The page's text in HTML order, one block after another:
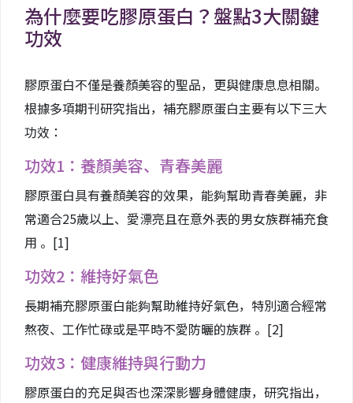
為什麼要吃膠原蛋白？盤點3大關鍵
功效
膠原蛋白不僅是養顏美容的聖品，更與健康息息相關。
根據多項期刊研究指出，補充膠原蛋白主要有以下三大
功效：
功效1：養顏美容、青春美麗
膠原蛋白具有養顏美容的效果，能夠幫助青春美麗，非
常適合25歲以上、愛漂亮且在意外表的男女族群補充食
用 。 [1]
功效2：維持好氣色
長期補充膠原蛋白能夠幫助維持好氣色，特別適合經常
熬夜、工作忙碌或是平時不愛防曬的族群 。 [2]
功效3：健康維持與行動力
膠原蛋白的充足與否也深深影響身體健康，研究指出，